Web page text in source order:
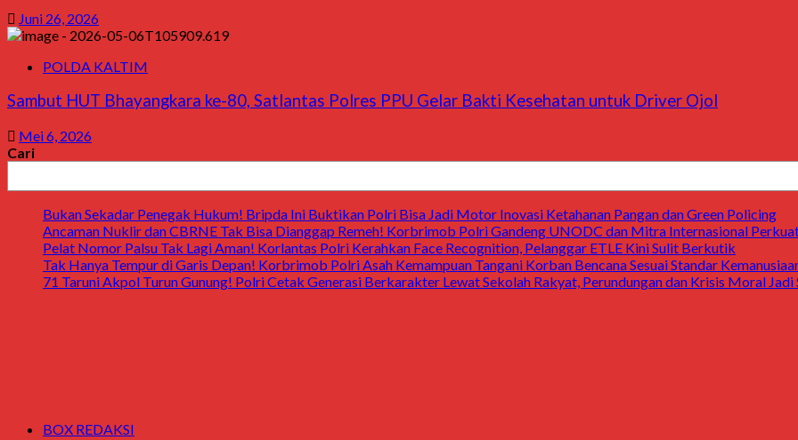
Juni 26, 2026
POLDA KALTIM
Sambut HUT Bhayangkara ke-80, Satlantas Polres PPU Gelar Bakti Kesehatan untuk Driver Ojol
Mei 6, 2026
Cari
Bukan Sekadar Penegak Hukum! Bripda Ini Buktikan Polri Bisa Jadi Motor Inovasi Ketahanan Pangan dan Green Policing
Ancaman Nuklir dan CBRNE Tak Bisa Dianggap Remeh! Korbrimob Polri Gandeng UNODC dan Mitra Internasional
Pelat Nomor Palsu Tak Lagi Aman! Korlantas Polri Kerahkan Face Recognition, Pelanggar ETLE Kini Sulit Berkutik
Tak Hanya Tempur di Garis Depan! Korbrimob Polri Asah Kemampuan Tangani Korban Bencana Sesuai Standar
71 Taruni Akpol Turun Gunung! Polri Cetak Generasi Berkarakter Lewat Sekolah Rakyat, Perundungan dan Krisis Moral Jadi
BOX REDAKSI